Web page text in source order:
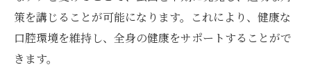
虫歯予防に不可欠なブラッシングテクニッ
ク
策を講じることが可能になります。これにより、健康な
口腔環境を維持し、全身の健康をサポートすることがで
きます。